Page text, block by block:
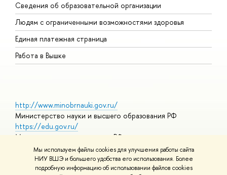
Мы используем файлы cookies для улучшения работы сайта
НИУ ВШЭ и большего удобства его использования. Более
подробную информацию об использовании файлов cookies
Сведения об образовательной организации
Людям с ограниченными возможностями здоровья
Единая платежная страница
Работа в Вышке
http://www.minobrnauki.gov.ru/
Министерство науки и высшего образования РФ
https://edu.gov.ru/
Министерство просвещения РФ
https://elearning.hse.ru/mooc
Массовые открытые онлайн-курсы